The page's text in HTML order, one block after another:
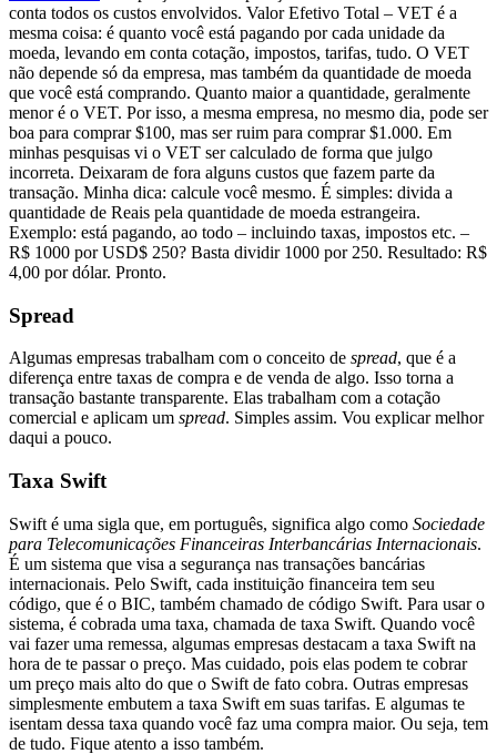
conta todos os custos envolvidos. Valor Efetivo Total – VET é a
mesma coisa: é quanto você está pagando por cada unidade da
moeda, levando em conta cotação, impostos, tarifas, tudo. O VET
não depende só da empresa, mas também da quantidade de moeda
que você está comprando. Quanto maior a quantidade, geralmente
menor é o VET. Por isso, a mesma empresa, no mesmo dia, pode ser
boa para comprar $100, mas ser ruim para comprar $1.000. Em
minhas pesquisas vi o VET ser calculado de forma que julgo
incorreta. Deixaram de fora alguns custos que fazem parte da
transação. Minha dica: calcule você mesmo. É simples: divida a
quantidade de Reais pela quantidade de moeda estrangeira.
Exemplo: está pagando, ao todo – incluindo taxas, impostos etc. –
R$ 1000 por USD$ 250? Basta dividir 1000 por 250. Resultado: R$
4,00 por dólar. Pronto.
Spread
Algumas empresas trabalham com o conceito de spread, que é a
diferença entre taxas de compra e de venda de algo. Isso torna a
transação bastante transparente. Elas trabalham com a cotação
comercial e aplicam um spread. Simples assim. Vou explicar melhor
daqui a pouco.
Taxa Swift
Swift é uma sigla que, em português, significa algo como Sociedade
para Telecomunicações Financeiras Interbancárias Internacionais.
É um sistema que visa a segurança nas transações bancárias
internacionais. Pelo Swift, cada instituição financeira tem seu
código, que é o BIC, também chamado de código Swift. Para usar o
sistema, é cobrada uma taxa, chamada de taxa Swift. Quando você
vai fazer uma remessa, algumas empresas destacam a taxa Swift na
hora de te passar o preço. Mas cuidado, pois elas podem te cobrar
um preço mais alto do que o Swift de fato cobra. Outras empresas
simplesmente embutem a taxa Swift em suas tarifas. E algumas te
isentam dessa taxa quando você faz uma compra maior. Ou seja, tem
de tudo. Fique atento a isso também.